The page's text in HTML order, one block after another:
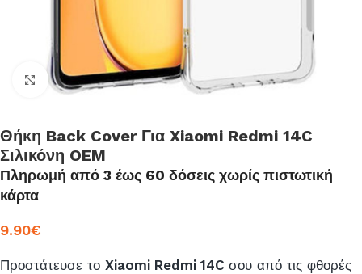
Click to enlarge
Θήκη Back Cover Για Xiaomi Redmi 14C
Σιλικόνη OEM
Πληρωμή από 3 έως 60 δόσεις χωρίς πιστωτική
κάρτα
9.90€
Προστάτευσε το Xiaomi Redmi 14C σου από τις φθορές